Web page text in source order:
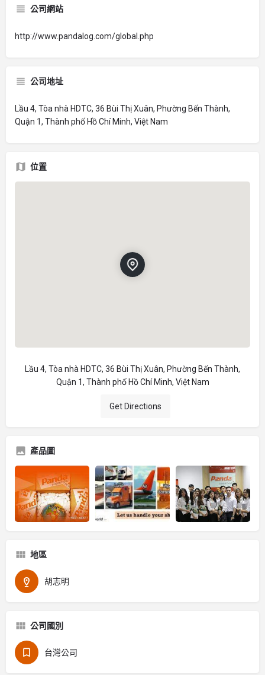
公司網站
http://www.pandalog.com/global.php
公司地址
Lầu 4, Tòa nhà HDTC, 36 Bùi Thị Xuân, Phường Bến Thành,
Quận 1, Thành phố Hồ Chí Minh, Việt Nam
位置
Lầu 4, Tòa nhà HDTC, 36 Bùi Thị Xuân, Phường Bến Thành,
Quận 1, Thành phố Hồ Chí Minh, Việt Nam
Get Directions
產品圖
地區
胡志明
公司國別
台灣公司